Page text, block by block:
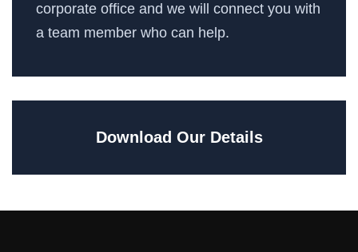
corporate office and we will connect you with
a team member who can help.
Download Our Details